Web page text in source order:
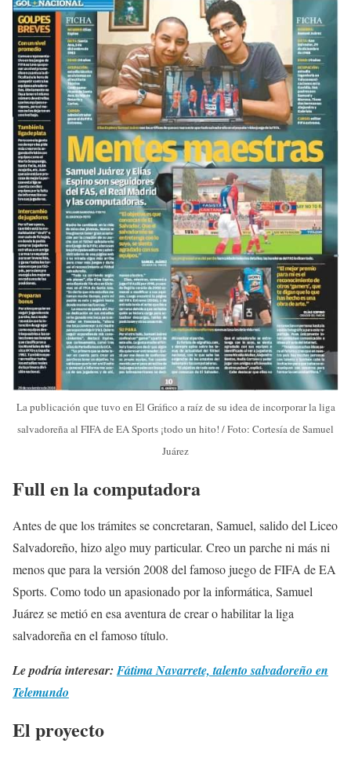
La publicación que tuvo en El Gráfico a raíz de su idea de incorporar la liga
salvadoreña al FIFA de EA Sports ¡todo un hito! / Foto: Cortesía de Samuel
Juárez
Full en la computadora
Antes de que los trámites se concretaran, Samuel, salido del Liceo
Salvadoreño, hizo algo muy particular. Creo un parche ni más ni
menos que para la versión 2008 del famoso juego de FIFA de EA
Sports. Como todo un apasionado por la informática, Samuel
Juárez se metió en esa aventura de crear o habilitar la liga
salvadoreña en el famoso título.
Le podría interesar:Fátima Navarrete, talento salvadoreño en
Telemundo
El proyecto